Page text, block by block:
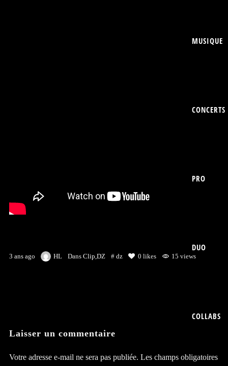
MUSIQUE
CONCERTS
PRO
DUO
COLLABS
3 ans ago HL Dans Clip,DZ # dz 0 likes 15 views
Laisser un commentaire
Votre adresse e-mail ne sera pas publiée. Les champs obligatoires